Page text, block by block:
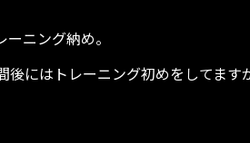
ニング納め。
後にはトレーニング初めをしてます